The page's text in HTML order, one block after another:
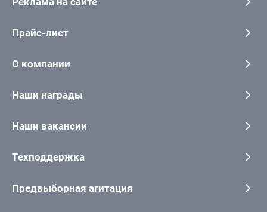
Прайс-лист
О компании
Наши награды
Наши вакансии
Техподдержка
Предвыборная агитация